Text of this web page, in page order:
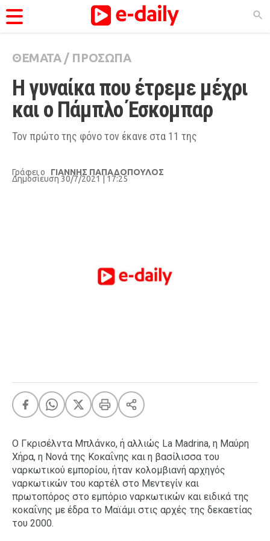
ΚΑΤΗΓΟΡΊΕΣ
Ειδήσεις
Θέματα
Videos
Viral
Retro Summer
OMG LOL
Xmas
LIFE
ΘΕΜΑΤΑ/ ΠΡΟΣΩΠΑ
Η γυναίκα που έτρεμε μέχρι
και ο Πάμπλο Έσκομπαρ
Τον πρώτο της φόνο τον έκανε στα 11 της
Γράφει ο ΓΙΑΝΝΗΣ ΠΑΠΑΔΟΠΟΥΛΟΣ
Δημοσίευση 30/7/2021 | 17:25
Ο Γκρισέλντα Μπλάνκο, ή αλλιώς La Madrina, η Μαύρη
Χήρα, η Νονά της Κοκαΐνης και η βασίλισσα του
ναρκωτικού εμπορίου, ήταν κολομβιανή αρχηγός
ναρκωτικών του καρτέλ στο Μεντεγίν και
πρωτοπόρος στο εμπόριο ναρκωτικών και ειδικά της
κοκαΐνης με έδρα το Μαϊάμι στις αρχές της δεκαετίας
του 2000.